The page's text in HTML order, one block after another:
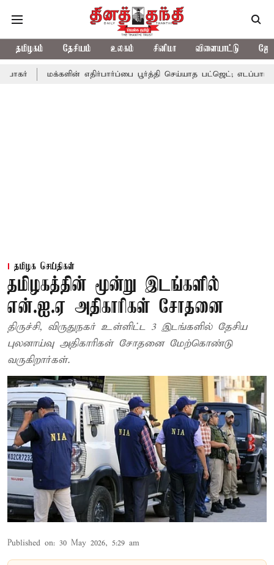
தமிழகம் தேசியம் உலகம் சினிமா விளையாட்டு
எதிர்பார்ப்பை பூர்த்தி செய்யாத பட்ஜெட்; எடப்பாடி பழனிசாமி
தமிழக செய்திகள்
தமிழகத்தின் மூன்று இடங்களில்
என்.ஐ.ஏ அதிகாரிகள் சோதனை
திருச்சி, விருதுநகர் உள்ளிட்ட 3 இடங்களில் தேசிய
புலனாய்வு அதிகாரிகள் சோதனை மேற்கொண்டு
வருகிறார்கள்.
Published on: 30 May 2026, 5:29 am